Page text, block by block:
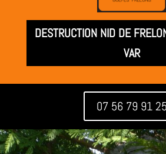
DESTRUCTION NID DE
VAR
07 56 79 91 25